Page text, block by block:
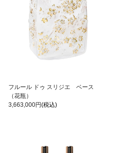
フルール ドゥ スリジエ ベース
（花瓶）
3,663,000円(税込)